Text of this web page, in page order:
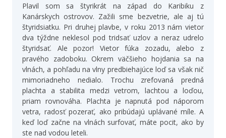
Plavil som sa štyrikrát na západ do Karibiku z
Kanárskych ostrovov. Zažili sme bezvetrie, ale aj tú
štyridsiatku. Pri druhej plavbe, v roku 2013 nám vietor
dva týždne neklesol pod tridsať uzlov a neraz udrelo
štyridsať. Ale pozor! Vietor fúka zozadu, alebo z
pravého zadoboku. Okrem väčšieho hojdania sa na
vlnách, a pohľadu na vlny predbiehajúce loď sa však nič
mimoriadneho nedialo. Trochu zrefovaná predná
plachta a stabilita medzi vetrom, lachtou a loďou,
priam rovnováha. Plachta je napnutá pod náporom
vetra, radosť pozerať, ako pribúdajú uplávané míle. A
keď loď začne na vlnách surfovať, máte pocit, ako by
ste nad vodou leteli.